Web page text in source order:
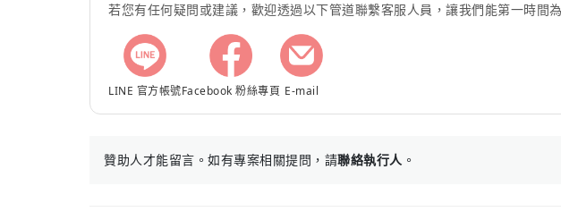
若您有任何疑問或建議，歡迎透過以下管道聯繫客服人員，讓我們能第一時間為
LINE 官方帳號Facebook 粉絲專頁 E-mail
贊助人才能留言。如有專案相關提問，請聯絡執行人 。